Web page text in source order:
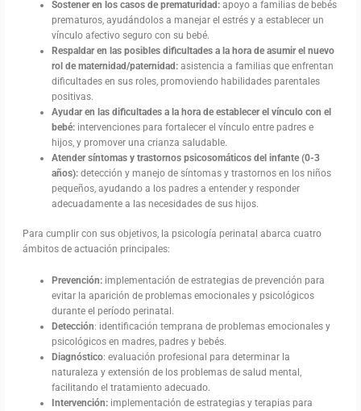
Sostener en los casos de prematuridad: apoyo a familias de bebés
prematuros, ayudándolos a manejar el estrés y a establecer un
vínculo afectivo seguro con su bebé.
Respaldar en las posibles dificultades a la hora de asumir el nuevo
rol de maternidad/paternidad:asistencia a familias que enfrentan
dificultades en sus roles, promoviendo habilidades parentales
positivas.
Ayudar en las dificultades a la hora de establecer el vínculo con el
bebé: intervenciones para fortalecer el vínculo entre padres e
hijos, y promover una crianza saludable.
Atender síntomas y trastornos psicosomáticos del infante (0-3
años): detección y manejo de síntomas y trastornos en los niños
pequeños, ayudando a los padres a entender y responder
adecuadamente a las necesidades de sus hijos.
Para cumplir con sus objetivos, la psicología perinatal abarca cuatro
ámbitos de actuación principales:
Prevención: implementación de estrategias de prevención para
evitar la aparición de problemas emocionales y psicológicos
durante el período perinatal.
Detección: identificación temprana de problemas emocionales y
psicológicos en madres, padres y bebés.
Diagnóstico: evaluación profesional para determinar la
naturaleza y extensión de los problemas de salud mental,
facilitando el tratamiento adecuado.
Intervención: implementación de estrategias y terapias para